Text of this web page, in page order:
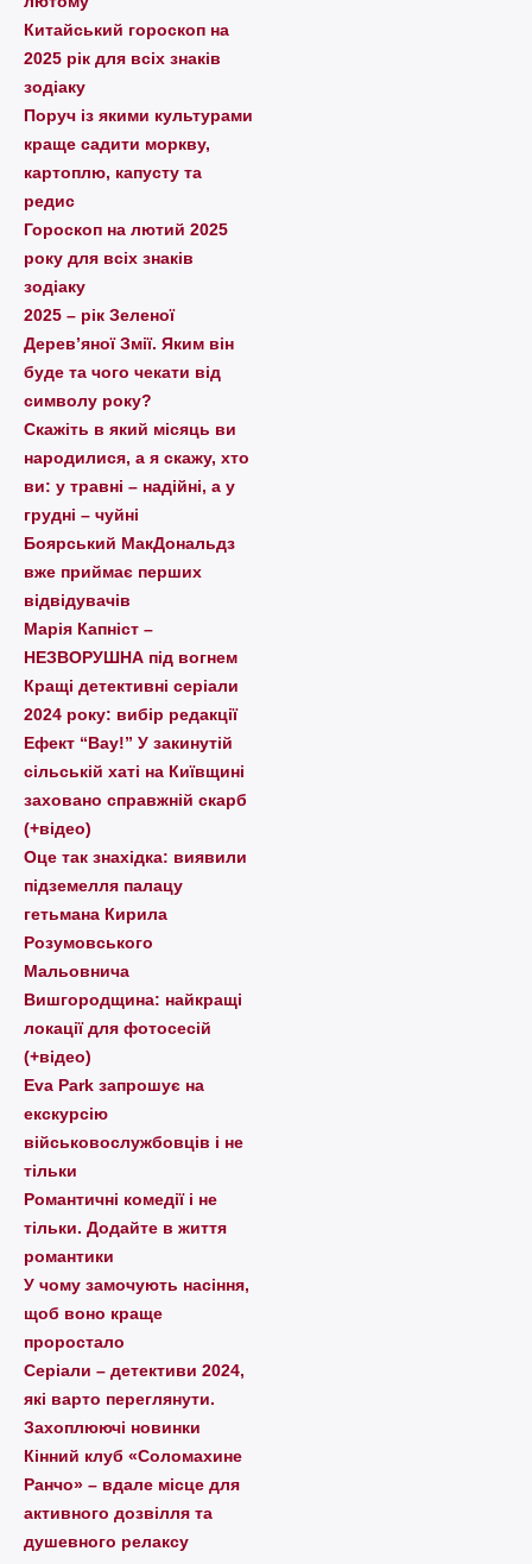
Китайський гороскоп на
2025 рік для всіх знаків
зодіаку
Поруч із якими культурами
краще садити моркву,
картоплю, капусту та
редис
Гороскоп на лютий 2025
року для всіх знаків
зодіаку
2025 – рік Зеленої
Дерев’яної Змії. Яким він
буде та чого чекати від
символу року?
Скажіть в який місяць ви
народилися, а я скажу, хто
ви: у травні – надійні, а у
грудні – чуйні
Боярський МакДональдз
вже приймає перших
відвідувачів
Марія Капніст –
НЕЗВОРУШНА під вогнем
Кращі детективні серіали
2024 року: вибір редакції
Ефект “Вау!” У закинутій
сільській хаті на Київщині
заховано справжній скарб
(+відео)
Оце так знахідка: виявили
підземелля палацу
гетьмана Кирила
Розумовського
Мальовнича
Вишгородщина: найкращі
локації для фотосесій
(+відео)
Eva Park запрошує на
екскурсію
військовослужбовців і не
тільки
Романтичні комедії і не
тільки. Додайте в життя
романтики
У чому замочують насіння,
щоб воно краще
проростало
Серіали – детективи 2024,
які варто пеpеглянути.
Захоплюючі новинки
Кінний клуб «Соломахине
Ранчо» – вдале місце для
активного дозвілля та
душевного релаксу